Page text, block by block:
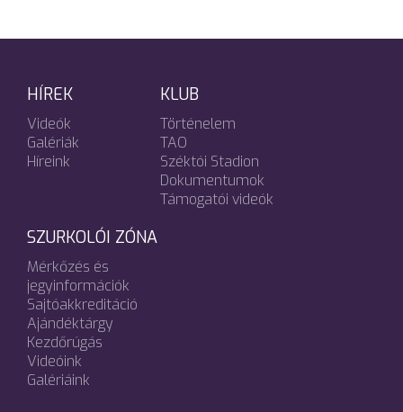
HÍREK
Videók
Galériák
Híreink
KLUB
Történelem
TAO
Széktói Stadion
Dokumentumok
Támogatói videók
SZURKOLÓI ZÓNA
Mérkőzés és
jegyinformációk
Sajtóakkreditáció
Ajándéktárgy
Kezdőrúgás
Videóink
Galériáink